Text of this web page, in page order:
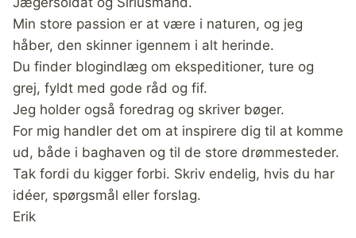
Min store passion er at være i naturen, og jeg
håber, den skinner igennem i alt herinde.
Du finder blogindlæg om ekspeditioner, ture og
grej, fyldt med gode råd og fif.
Jeg holder også foredrag og skriver bøger.
For mig handler det om at inspirere dig til at komme
ud, både i baghaven og til de store drømmesteder.
Tak fordi du kigger forbi. Skriv endelig, hvis du har
idéer, spørgsmål eller forslag.
Erik